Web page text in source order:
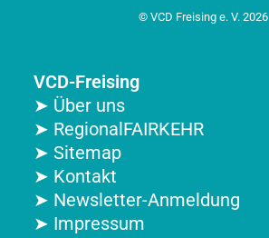
© VCD Freising e. V. 2026
VCD-Freising
➤ Über uns
➤ RegionalFAIRKEHR
➤ Sitemap
➤ Kontakt
➤ Newsletter-Anmeldung
➤ Impressum